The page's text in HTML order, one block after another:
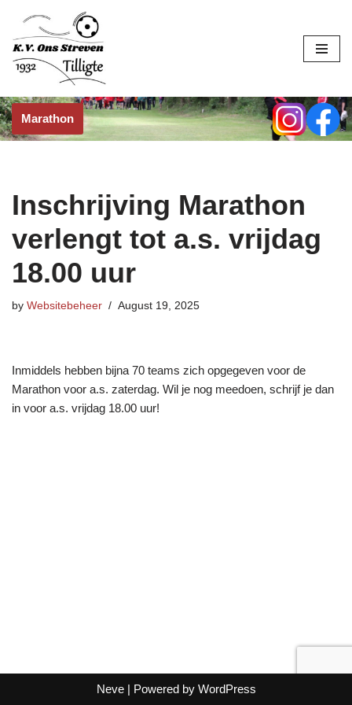
Skip
to
Marathon
Inschrijving Marathon
verlengt tot a.s. vrijdag
18.00 uur
by Websitebeheer August 19, 2025
Inmiddels hebben bijna 70 teams zich opgegeven voor de
Marathon voor a.s. zaterdag. Wil je nog meedoen, schrijf je dan
in voor a.s. vrijdag 18.00 uur!
Neve| Powered by WordPress